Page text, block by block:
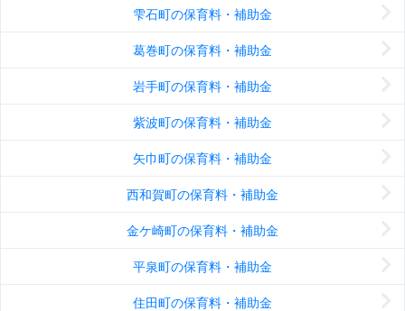
雫石町の保育料・補助金
葛巻町の保育料・補助金
岩手町の保育料・補助金
紫波町の保育料・補助金
矢巾町の保育料・補助金
西和賀町の保育料・補助金
金ケ崎町の保育料・補助金
平泉町の保育料・補助金
住田町の保育料・補助金